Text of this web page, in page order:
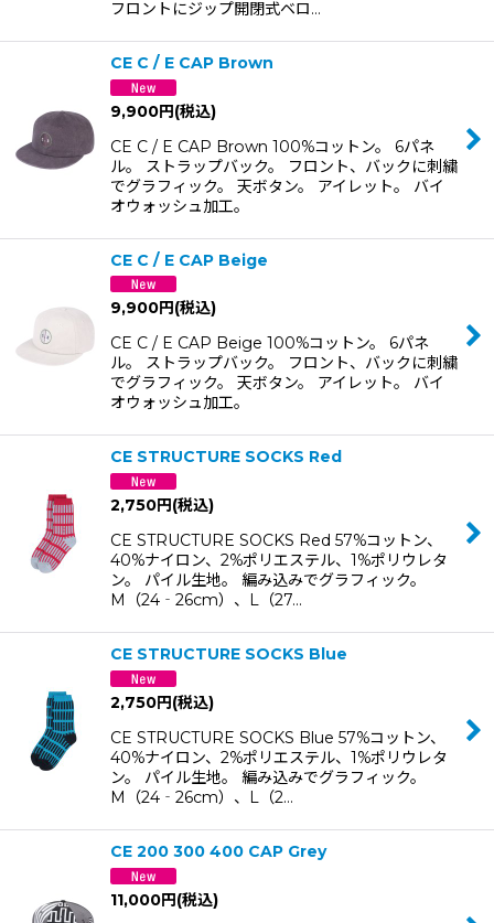
フロントにジップ開閉式ベロ…
CE C / E CAP Brown
9,900円(税込)
CE C / E CAP Brown 100%コットン。 6パネ
ル。 ストラップバック。 フロント、バックに刺繍
でグラフィック。 天ボタン。 アイレット。 バイ
オウォッシュ加工。
CE C / E CAP Beige
9,900円(税込)
CE C / E CAP Beige 100%コットン。 6パネ
ル。 ストラップバック。 フロント、バックに刺繍
でグラフィック。 天ボタン。 アイレット。 バイ
オウォッシュ加工。
CE STRUCTURE SOCKS Red
2,750円(税込)
CE STRUCTURE SOCKS Red 57%コットン、
40%ナイロン、2%ポリエステル、1%ポリウレタ
ン。 パイル生地。 編み込みでグラフィック。
M（24‐26cm）、L（27…
CE STRUCTURE SOCKS Blue
2,750円(税込)
CE STRUCTURE SOCKS Blue 57%コットン、
40%ナイロン、2%ポリエステル、1%ポリウレタ
ン。 パイル生地。 編み込みでグラフィック。
M（24‐26cm）、L（2…
CE 200 300 400 CAP Grey
11,000円(税込)